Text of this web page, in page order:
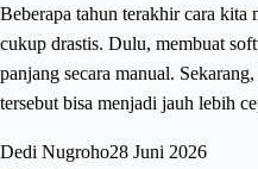
Beberapa tahun terakhir cara kita
cukup drastis. Dulu, membuat
panjang secara manual.
tersebut bisa menjadi jauh lebih
Dedi Nugroho28 Juni 2026